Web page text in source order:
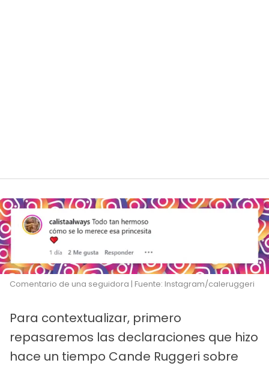
Comentario de una seguidora | Fuente: Instagram/caleruggeri
Para contextualizar, primero
repasaremos las declaraciones que hizo
hace un tiempo Cande Ruggeri sobre